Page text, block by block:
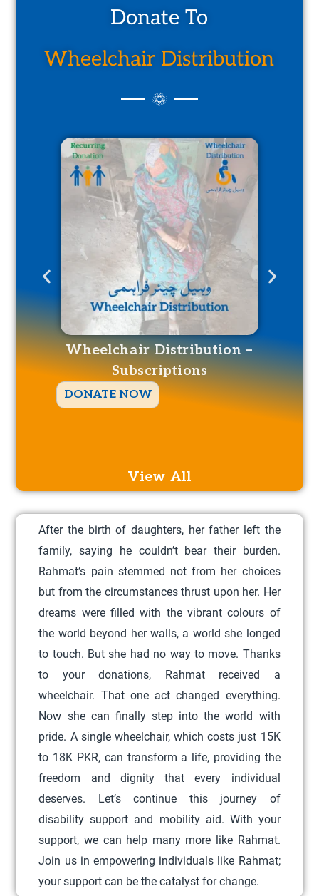
Donate To
Wheelchair Distribution
Wheelchair Distribution –
Subscriptions
DONATE NOW T
p
r
o
d
u
c
t
h
a
s
m
u
l
t
i
l
e
v
a
r
View All
After the birth of daughters, her father left the
family, saying he couldn’t bear their burden.
Rahmat’s pain stemmed not from her choices
but from the circumstances thrust upon her. Her
dreams were filled with the vibrant colours of
the world beyond her walls, a world she longed
to touch. But she had no way to move. Thanks
to your donations, Rahmat received a
wheelchair. That one act changed everything.
Now she can finally step into the world with
pride. A single wheelchair, which costs just 15K
to 18K PKR, can transform a life, providing the
freedom and dignity that every individual
deserves. Let’s continue this journey of
disability support and mobility aid. With your
support, we can help many more like Rahmat.
Join us in empowering individuals like Rahmat;
your support can be the catalyst for change.